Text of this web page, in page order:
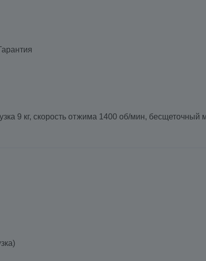
9 кг, скорость отжима 1400 об/мин, бесщеточный